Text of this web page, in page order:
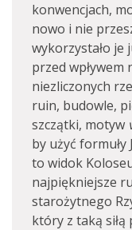
konwencjach,
nowo i nie
wykorzystało je
przed
niezliczonych
ruin, budowle,
szczątki, motyw
by użyć
to widok
najpiękniejsze
starożytnego
który z taką